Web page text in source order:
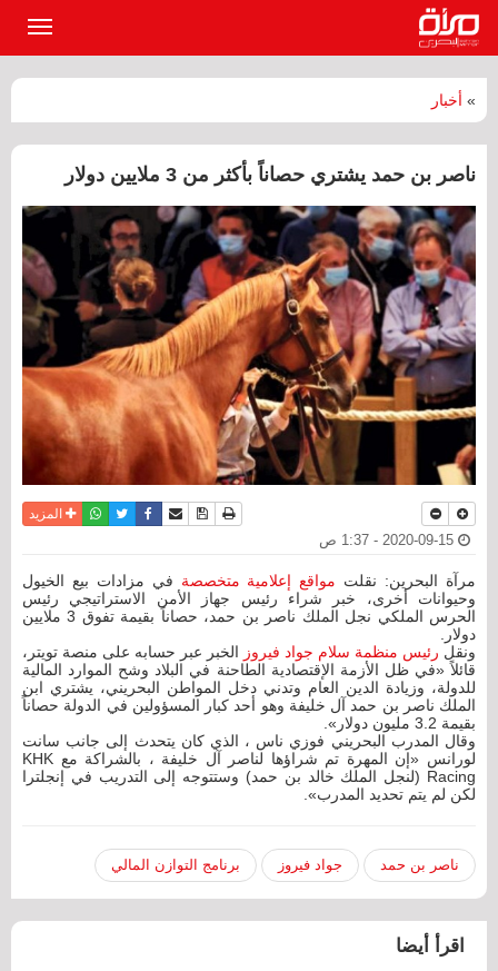
» أخبار
ناصر بن حمد يشتري حصاناً بأكثر من 3 ملايين دولار
نسخة للطباعة
حفظ الموضوع
أرسل الى صديق
فيسبوكتويترواتسابالمزيد
مرآة البحرين: نقلت مواقع إعلامية متخصصة في مزادات بيع الخيول
وحيوانات أخرى، خبر شراء رئيس جهاز الأمن الاستراتيجي رئيس
الحرس الملكي نجل الملك ناصر بن حمد، حصاناً بقيمة تفوق 3 ملايين
دولار.
ونقل رئيس منظمة سلام جواد فيروز الخبر عبر حسابه على منصة تويتر،
قائلاً «في ظل الأزمة الإقتصادية الطاحنة في البلاد وشح الموارد المالية
للدولة، وزيادة الدين العام وتدني دخل المواطن البحريني، يشتري ابن
الملك ناصر بن حمد آل خليفة وهو أحد كبار المسؤولين في الدولة حصاناً
بقيمة 3.2 مليون دولار».
وقال المدرب البحريني فوزي ناس ، الذي كان يتحدث إلى جانب سانت
لورانس «إن المهرة تم شراؤها لناصر آل خليفة ، بالشراكة مع KHK
Racing (لنجل الملك خالد بن حمد) وستتوجه إلى التدريب في إنجلترا
لكن لم يتم تحديد المدرب».
ناصر بن حمد جواد فيروز برنامج التوازن المالي
اقرأ أيضا